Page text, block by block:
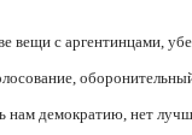
вещи с аргентинцами,
нам демократию, нет